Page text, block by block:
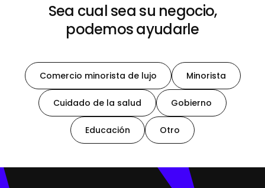
Sea cual sea su negocio,
podemos ayudarle
Comercio minorista de lujo Minorista
Cuidado de la salud Gobierno
Educación Otro